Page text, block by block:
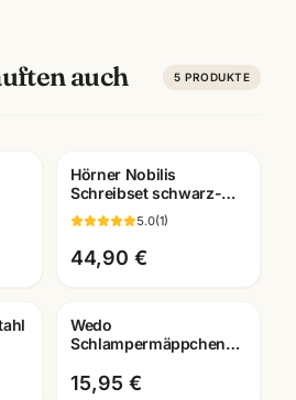
auch 5 PRODUKTE
Gratis Gravur
Hörner Nobilis
Schreibset schwarz-
gold · Füller/Roller/Kuli
wählbar · Mannheim
5.0(1)
44,90 €
Wedo
Schlampermäppchen
geräumig ·
15,95 €